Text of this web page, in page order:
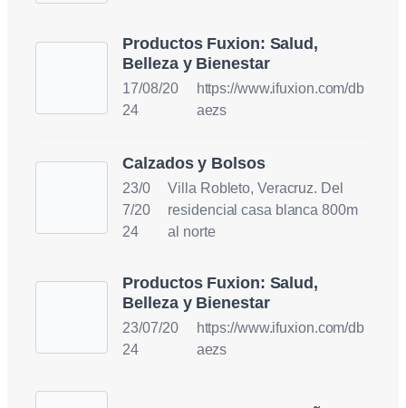
Productos Fuxion: Salud,
Belleza y Bienestar
17/08/20
24
https://www.ifuxion.com/db
aezs
Calzados y Bolsos
23/0
7/20
24
Villa Robleto, Veracruz. Del
residencial casa blanca 800m
al norte
Productos Fuxion: Salud,
Belleza y Bienestar
23/07/20
24
https://www.ifuxion.com/db
aezs